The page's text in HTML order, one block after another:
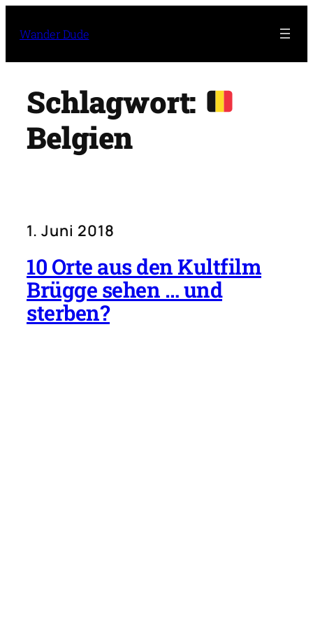
Inhalt
Wander Dude
Schlagwort:
Belgien
1. Juni 2018
10 Orte aus den Kultfilm
Brügge sehen … und
sterben?